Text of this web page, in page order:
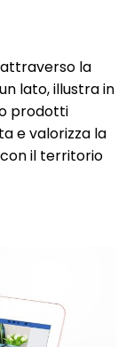
la
lato, illustra in
prodotti
e valorizza la
il territorio